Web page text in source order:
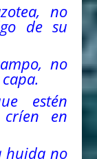
no
de su
no
estén
en
huida no